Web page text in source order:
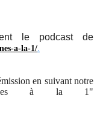
le podcast de
a-la-1/.
en suivant notre
à la 1"